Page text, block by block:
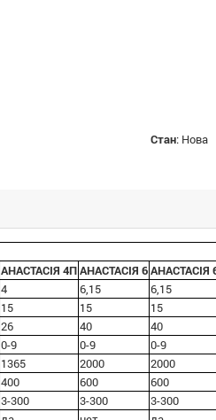
Стан: Нова
АНАСТАСІЯ 4ПАНАСТАСІЯ 6АНАСТАСІЯ
4 6,15
6,15
15 15
15
26 40
40
0-9 0-9
0-9
1365 2000
2000
400 600
600
3-300 3-300
3-300